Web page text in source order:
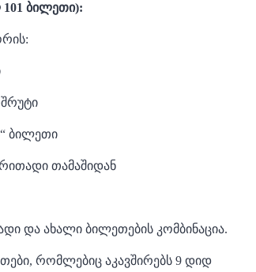
101 ბილეთი):
ბილეთი
თამაშიდან
და ახალი ბილეთების კომბინაცია.
რომლებიც აკავშირებს 9 დიდ